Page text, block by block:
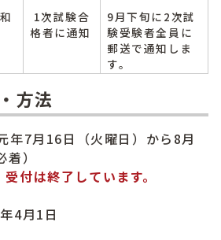
1次試験合
格者に通知
9月下旬に2次試
験受験者全員に
郵送で通知しま
す。
方法
年7月16日（火曜日）から8月
）
受付は終了しています。
4月1日